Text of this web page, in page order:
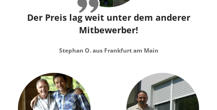
Der Preis lag weit unter dem anderer
Mitbewerber!
Stephan O. aus Frankfurt am Main